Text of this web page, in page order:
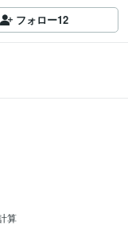
フォロー12
算